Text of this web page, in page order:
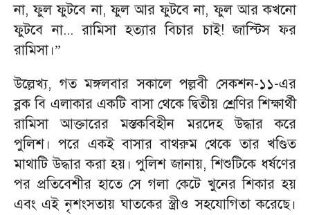
না, ফুল ফুটবে না, ফুল আর ফুটবে না, ফুল আর কখনো
ফুটবে না... রামিসা হত্যার বিচার চাই! জাস্টিস ফর
রামিসা।”
উল্লেখ্য, গত মঙ্গলবার সকালে পল্লবী সেকশন-১১-এর
ব্লক বি এলাকার একটি বাসা থেকে দ্বিতীয় শ্রেণির শিক্ষার্থী
রামিসা আক্তারের মস্তকবিহীন মরদেহ উদ্ধার করে
পুলিশ। পরে একই বাসার বাথরুম থেকে তার খণ্ডিত
মাথাটি উদ্ধার করা হয়। পুলিশ জানায়, শিশুটিকে ধর্ষণের
পর প্রতিবেশীর হাতে সে গলা কেটে খুনের শিকার হয়
এবং এই নৃশংসতায় ঘাতকের স্ত্রীও সহযোগিতা করেছে।